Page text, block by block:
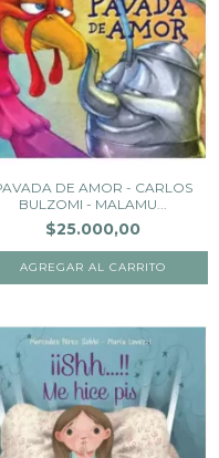
DE AMOR - CARLOS
BULZOMI - MALAMU...
$25.000,00